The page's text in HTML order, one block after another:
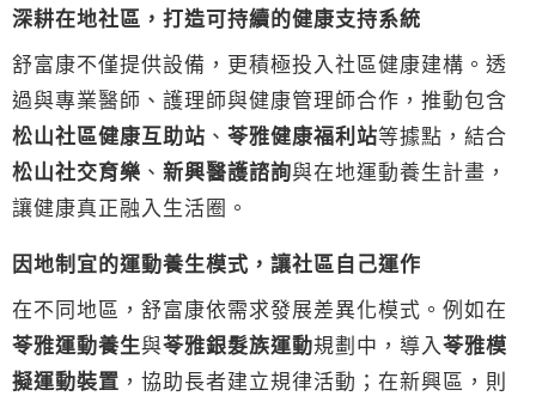
深耕在地社區，打造可持續的健康支持系統
舒富康不僅提供設備，更積極投入社區健康建構。透
過與專業醫師、護理師與健康管理師合作，推動包含
松山社區健康互助站 、 苓雅健康福利站等據點，結合
松山社交育樂 、 新興醫護諮詢與在地運動養生計畫，
讓健康真正融入生活圈。
因地制宜的運動養生模式，讓社區自己運作
在不同地區，舒富康依需求發展差異化模式。例如在
苓雅運動養生與苓雅銀髮族運動規劃中，導入苓雅模
擬運動裝置 ，協助長者建立規律活動；在新興區，則